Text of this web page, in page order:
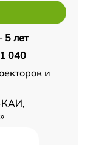
5 лет
1 040
и